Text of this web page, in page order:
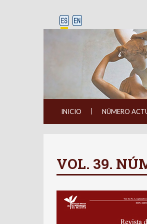
INICIO NÚMERO
VOL. 39.